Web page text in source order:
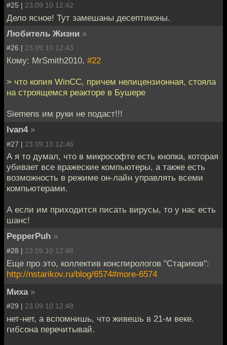
#25 | 23.09.10 12:42
Дело ясное! Тут замешаны десептиконы.
Любитель Жизни »
#26 | 23.09.10 12:43
Кому: MrSmith2010, #22
> что копия WinCC, причем нелицензионная, стояла
на строящемся реакторе в Бушере
Siemens им руки не подаст!!!
Ivan4 »
#27 | 23.09.10 12:46
А я то думал, что в микрософте есть кнопка, которая
убивает все вражеские компьютеры, а также есть
возможность в режиме он-лайн управлять всеми
компьютерами.
А если им приходится писать вирусы, то у нас есть
шанс!
PepperPuh »
#28 | 23.09.10 12:48
Еще про это, коллектив конспирологов "Стариков":
http://nstarikov.ru/blog/6574#more-6574
Миха »
#29 | 23.09.10 12:48
нет-нет, а вспомнишь, что живешь в 21-м веке.
гибсона перечитывай.